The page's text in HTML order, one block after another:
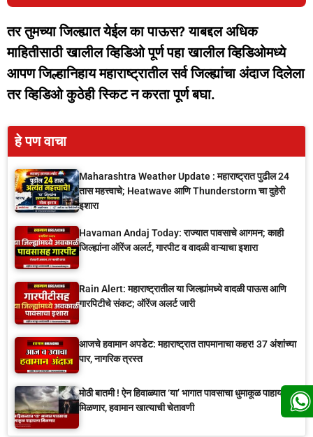
तर तुमच्या जिल्ह्यात येईल का पाऊस? याबद्दल अधिक
माहितीसाठी खालील व्हिडिओ पूर्ण पहा खालील व्हिडिओमध्ये
आपण जिल्हानिहाय महाराष्ट्रातील सर्व जिल्ह्यांचा अंदाज दिलेला
तर व्हिडिओ कुठेही स्किट न करता पूर्ण बघा.
हे पण वाचा
Maharashtra Weather Update : महाराष्ट्रात पुढील 24
तास महत्त्वाचे; Heatwave आणि Thunderstorm चा दुहेरी
इशारा
Havaman Andaj Today: राज्यात पावसाचे आगमन; काही
जिल्ह्यांना ऑरेंज अलर्ट, गारपीट व वादळी वाऱ्याचा इशारा
Rain Alert: महाराष्ट्रातील या जिल्ह्यांमध्ये वादळी पाऊस आणि
गारपिटीचे संकट; ऑरेंज अलर्ट जारी
आजचे हवामान अपडेट: महाराष्ट्रात तापमानाचा कहर! 37 अंशांच्या
पार, नागरिक त्रस्त
मोठी बातमी ! ऐन हिवाळ्यात ‘या’ भागात पावसाचा धुमाकूळ पाहायला
मिळणार, हवामान खात्याची चेतावणी